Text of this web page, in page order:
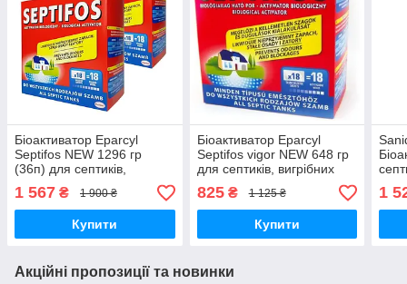
Біоактиватор Eparcyl
Septifos NEW 1296 гр
(36п) для септиків,
вигрібних ям,
туалетів.Розріджує,
очищає, знежирює.
Епарсіл Септіфос
1 567 ₴ 1 900 ₴
Купити
Біоактиватор Eparcyl
Septifos vigor NEW 648 гр
для септиків, вигрібних
ям, туалетів.Розріджує,
очищає, знежирює.
Епарсіл Септіфос
825₴ 1 125 ₴
Купити
1
Акційні пропозиції та новинки